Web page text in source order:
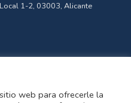
web para ofrecerle la
1-2, 03003, Alicante